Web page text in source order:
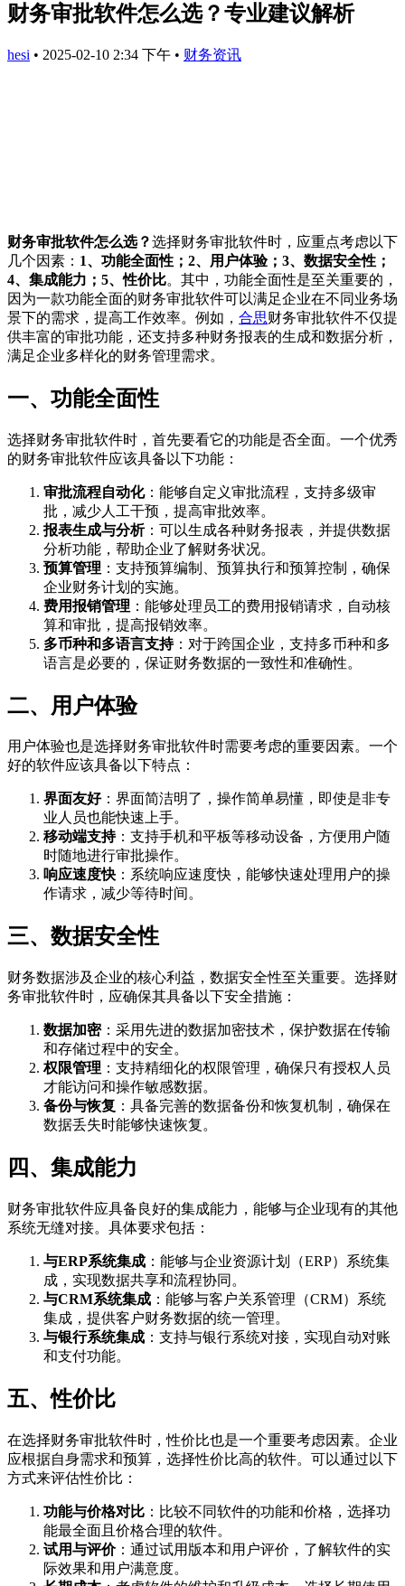
财务审批软件怎么选？专业建议解析
hesi • 2025-02-10 2:34 下午 • 财务资讯
财务审批软件怎么选？选择财务审批软件时，应重点考虑以下
几个因素： 1、功能全面性；2、用户体验；3、数据安全性；
4、集成能力；5、性价比。其中，功能全面性是至关重要的，
因为一款功能全面的财务审批软件可以满足企业在不同业务场
景下的需求，提高工作效率。例如， 合思财务审批软件不仅提
供丰富的审批功能，还支持多种财务报表的生成和数据分析，
满足企业多样化的财务管理需求。
一、功能全面性
选择财务审批软件时，首先要看它的功能是否全面。一个优秀
的财务审批软件应该具备以下功能：
审批流程自动化：能够自定义审批流程，支持多级审
批，减少人工干预，提高审批效率。
报表生成与分析：可以生成各种财务报表，并提供数据
分析功能，帮助企业了解财务状况。
预算管理 ：支持预算编制、预算执行和预算控制，确保
企业财务计划的实施。
费用报销管理 ：能够处理员工的费用报销请求，自动核
算和审批，提高报销效率。
多币种和多语言支持：对于跨国企业，支持多币种和多
语言是必要的，保证财务数据的一致性和准确性。
二、用户体验
用户体验也是选择财务审批软件时需要考虑的重要因素。一个
好的软件应该具备以下特点：
界面友好：界面简洁明了，操作简单易懂，即使是非专
业人员也能快速上手。
移动端支持：支持手机和平板等移动设备，方便用户随
时随地进行审批操作。
响应速度快 ：系统响应速度快，能够快速处理用户的操
作请求，减少等待时间。
三、数据安全性
财务数据涉及企业的核心利益，数据安全性至关重要。选择财
务审批软件时，应确保其具备以下安全措施：
数据加密：采用先进的数据加密技术，保护数据在传输
和存储过程中的安全。
权限管理 ：支持精细化的权限管理，确保只有授权人员
才能访问和操作敏感数据。
备份与恢复 ：具备完善的数据备份和恢复机制，确保在
数据丢失时能够快速恢复。
四、集成能力
财务审批软件应具备良好的集成能力，能够与企业现有的其他
系统无缝对接。具体要求包括：
与ERP系统集成 ：能够与企业资源计划（ERP）系统集
成，实现数据共享和流程协同。
与CRM系统集成 ：能够与客户关系管理（CRM）系统
集成，提供客户财务数据的统一管理。
与银行系统集成 ：支持与银行系统对接，实现自动对账
和支付功能。
五、性价比
在选择财务审批软件时，性价比也是一个重要考虑因素。企业
应根据自身需求和预算，选择性价比高的软件。可以通过以下
方式来评估性价比：
功能与价格对比 ：比较不同软件的功能和价格，选择功
能最全面且价格合理的软件。
试用与评价：通过试用版本和用户评价，了解软件的实
际效果和用户满意度。